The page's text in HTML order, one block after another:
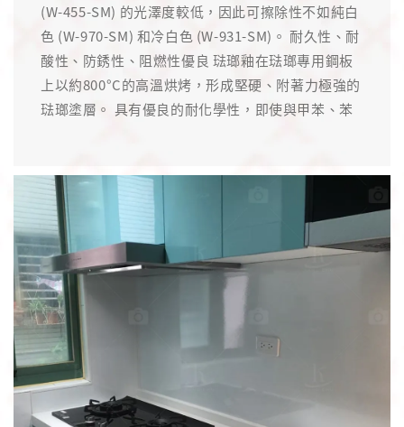
(W-455-SM) 的光澤度較低，因此可擦除性不如純白
色 (W-970-SM) 和冷白色 (W-931-SM)。 耐久性、耐
酸性、防銹性、阻燃性優良 琺瑯釉在琺瑯專用鋼板
上以約800°C的高溫烘烤，形成堅硬、附著力極強的
琺瑯塗層。 具有優良的耐化學性，即使與甲苯、苯